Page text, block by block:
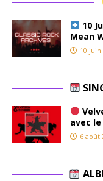
10
Mean
10 juin
avec
6 août